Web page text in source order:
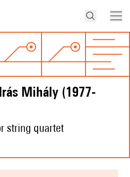
Mihály (1977-
string quartet